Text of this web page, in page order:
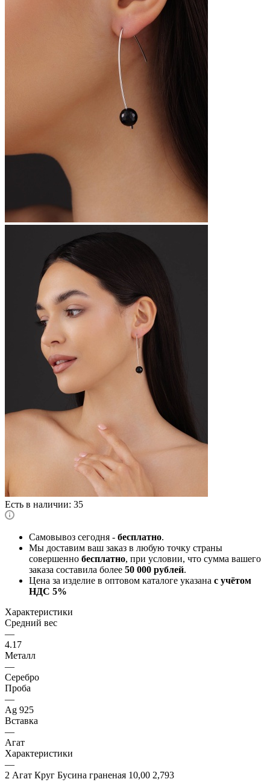
Есть в наличии: 35
Самовывоз сегодня - бесплатно.
Мы доставим ваш заказ в любую точку страны
совершенно бесплатно, при условии, что сумма вашего
заказа составила более 50 000 рублей.
Цена за изделие в оптовом каталоге указана с учётом
НДС 5%
Характеристики
Средний вес
—
4.17
Металл
—
Серебро
Проба
—
Ag 925
Вставка
—
Агат
Характеристики
—
2 Агат Круг Бусина граненая 10,00 2,793